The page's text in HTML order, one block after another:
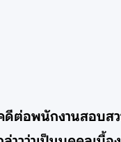
ต่อพนักงานสอบส